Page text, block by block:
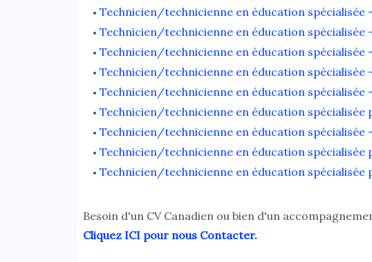
Technicien/technicienne en éducation spécialisée
Technicien/technicienne en éducation spécialisée
Technicien/technicienne en éducation spécialisée
Technicien/technicienne en éducation spécialisée
Technicien/technicienne en éducation spécialisée
Technicien/technicienne en éducation spécialisée
Technicien/technicienne en éducation spécialisée
Technicien/technicienne en éducation spécialisée
Technicien/technicienne en éducation spécialisée
Besoin d'un CV Canadien ou bien d'un
Cliquez ICI pour nous Contacter.